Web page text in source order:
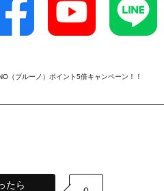
（ブルーノ）ポイント5倍キャンペーン！！
たら